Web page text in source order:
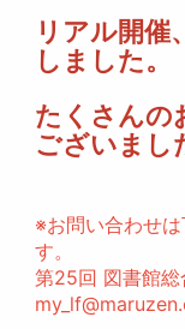
リアル開催
しました。
たくさんの
ございまし
※お問い合わせ
す。
第25回 図書館